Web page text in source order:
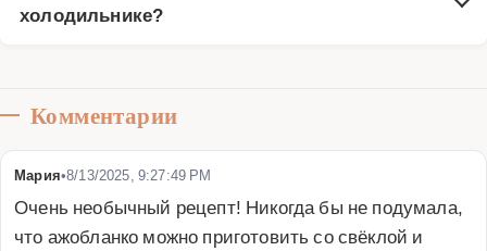
холодильнике?
Комментарии
Мария•8/13/2025, 9:27:49 PM
Очень необычный рецепт! Никогда бы не подумала,
что ажобланко можно приготовить со свёклой и